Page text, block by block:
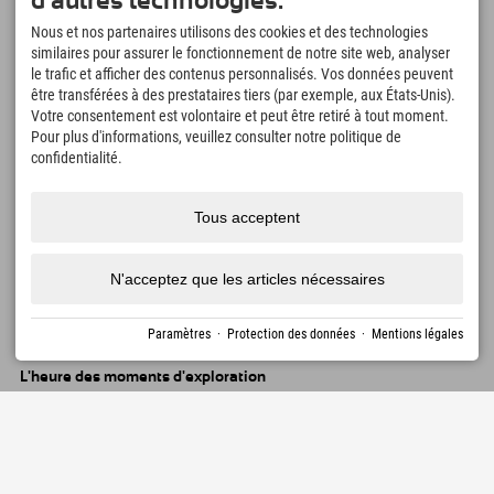
spams autant que vous. Promis ! Vous pouvez vous désabonner à
tout moment.
réservations, liste de choses à faire, aperçu
Téléchargez-le maintenant !
L'heure des moments d'exploration
Nous et nos partenaires utilisons des cookies et des technologies
similaires pour assurer le fonctionnement de notre site web, analyser
le trafic et afficher des contenus personnalisés. Vos données peuvent
être transférées à des prestataires tiers (par exemple, aux États-Unis).
Votre consentement est volontaire et peut être retiré à tout moment.
Pour plus d'informations, veuillez consulter notre politique de
confidentialité.
Tous acceptent
N'acceptez que les articles nécessaires
Paramètres · Protection des données · Mentions légales